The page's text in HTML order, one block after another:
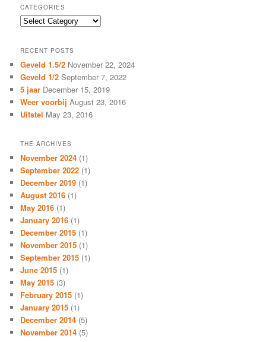
CATEGORIES
Categories
RECENT POSTS
Geveld 1.5/2 November 22, 2024
Geveld 1/2 September 7, 2022
5 jaar December 15, 2019
Weer voorbij August 23, 2016
Uitstel May 23, 2016
THE ARCHIVES
November 2024 (1)
September 2022 (1)
December 2019 (1)
August 2016 (1)
May 2016 (1)
January 2016 (1)
December 2015 (1)
November 2015 (1)
September 2015 (1)
June 2015 (1)
May 2015 (3)
February 2015 (1)
January 2015 (1)
December 2014 (5)
November 2014 (5)